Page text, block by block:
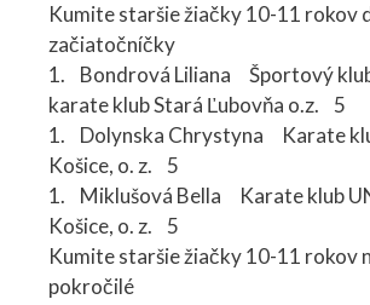
Kumite staršie žiačky 10-11 rokov
začiatočníčky
1. Bondrová Liliana Športový
karate klub Stará Ľubovňa o.z. 5
1. Dolynska Chrystyna Karate
Košice, o. z. 5
1. Miklušová Bella Karate klub
Košice, o. z. 5
Kumite staršie žiačky 10-11 rokov
pokročilé